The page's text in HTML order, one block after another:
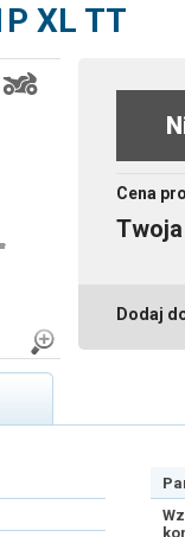
XL TT
Cena
Dodaj